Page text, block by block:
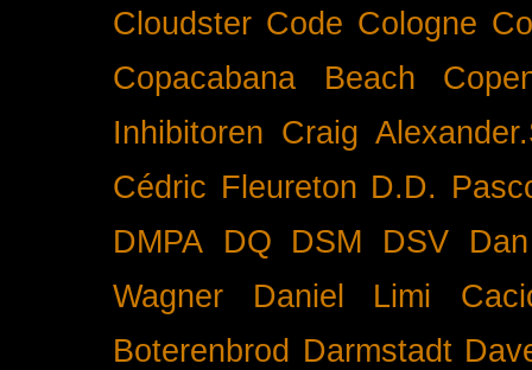
Cloudster Code Cologne
Copacabana Beach
Inhibitoren Craig
Cédric Fleureton D.D.
DMPA
DQ DSM DSV
Wagner
Daniel Limi
Boterenbrod Darmstadt